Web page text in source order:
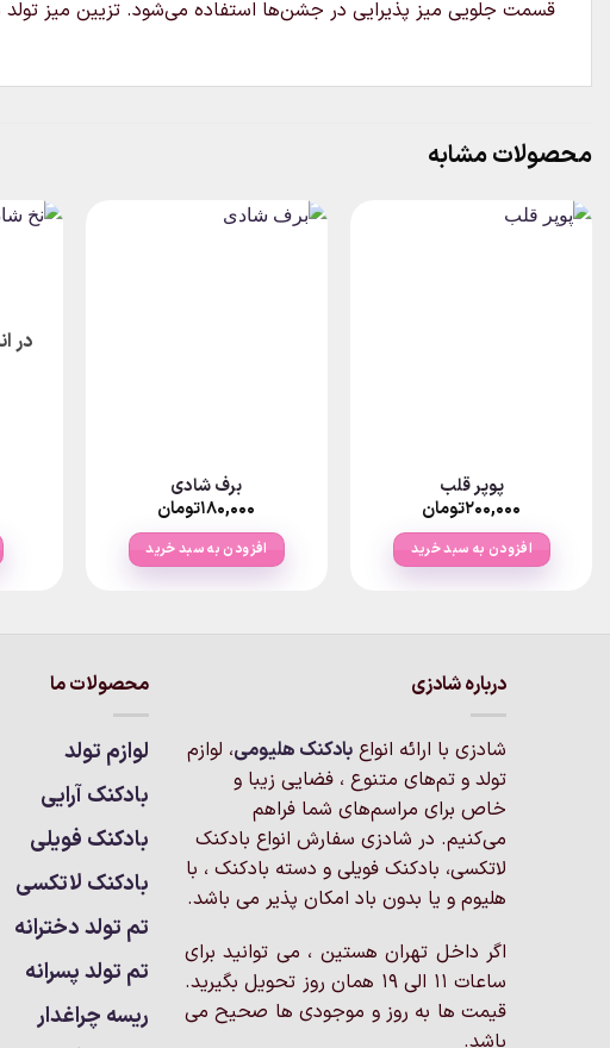
قسمت جلویی میز پذیرایی در جشن‌ها استفاده می‌شود. تزیین میز تولد
محصولات مشابه
پوپر قلب
۲۰۰,۰۰۰تومان
افزودن به سبد خرید
برف شادی
۱۸۰,۰۰۰تومان
افزودن به سبد خرید
در
درباره شادزی
شادزی با ارائه انواع بادکنک‌ هلیومی، لوازم
تولد و تم‌های متنوع ، فضایی زیبا و
خاص برای مراسم‌های شما فراهم
می‌کنیم. در شادزی سفارش انواع بادکنک
لاتکسی، بادکنک فویلی و دسته بادکنک ، با
هلیوم و یا بدون باد امکان پذیر می باشد.
اگر داخل تهران هستین ، می توانید برای
ساعات 11 الی 19 همان روز تحویل بگیرید.
قیمت ها به روز و موجودی ها صحیح می
محصولات ما
لوازم تولد
بادکنک آرایی
بادکنک فویلی
بادکنک لاتکسی
تم تولد دخترانه
تم تولد پسرانه
ریسه چراغدار